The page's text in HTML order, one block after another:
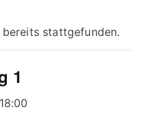
stattgefunden.
1
18:00